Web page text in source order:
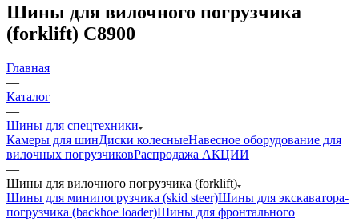
Шины для вилочного погрузчика
(forklift) C8900
Главная
—
Каталог
—
Шины для спецтехники
Камеры для шинДиски колесныеНавесное оборудование для
вилочных погрузчиковРаспродажа АКЦИИ
—
Шины для вилочного погрузчика (forklift)
Шины для минипогрузчика (skid steer)Шины для экскаватора-
погрузчика (backhoe loader)Шины для фронтального